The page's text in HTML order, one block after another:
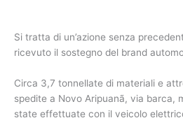
Si tratta di un’azione senza
ricevuto il sostegno del brand
Circa 3,7 tonnellate di materiali e
spedite a Novo Aripuanã, via barca,
state effettuate con il veicolo